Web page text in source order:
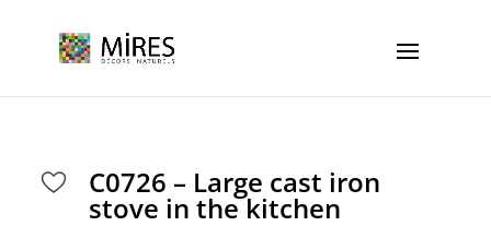
C0726 – Large cast iron
stove in the kitchen